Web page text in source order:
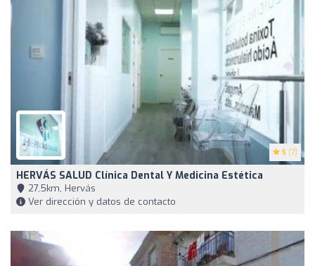
5 (7)
HERVÁS SALUD Clínica Dental Y Medicina Estética
27,5km, Hervás
Ver dirección y datos de contacto